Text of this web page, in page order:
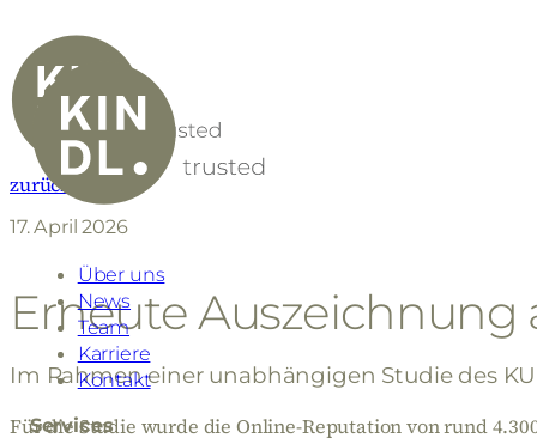
Über uns
News
Team
Karriere
Kontakt
Services
zurück
17. April 2026
Erneute Auszeichnung
Im Rahmen einer unabhängigen Studie des
Für die Studie wurde die Online-Reputation von rund